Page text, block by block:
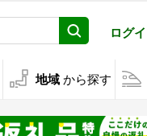
ログ
地域 から探す